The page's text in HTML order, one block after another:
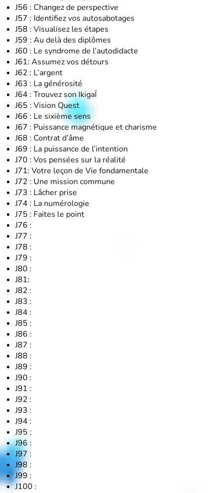
J56 : Changez de perspective
J57 : Identifiez vos autosabotages
J58 : Visualisez les étapes
J59 : Au delà des diplômes
J60 : Le syndrome de l’autodidacte
J61: Assumez vos détours
J62 : L’argent
J63 : La générosité
J64 : Trouvez son IkigaÏ
J65 : Vision Quest
J66 : Le sixième sens
J67 : Puissance magnétique et charisme
J68 : Contrat d’âme
J69 : La puissance de l’intention
J70 : Vos pensées sur la réalité
J71: Votre leçon de Vie fondamentale
J72 : Une mission commune
J73 : Lâcher prise
J74 : La numérologie
J75 : Faites le point
J76 :
J77 :
J78 :
J79 :
J80 :
J81:
J82 :
J83 :
J84 :
J85 :
J86 :
J87 :
J88 :
J89 :
J90 :
J91 :
J92 :
J93 :
J94 :
J95 :
J96 :
J97 :
J98 :
J99 :
J100 :